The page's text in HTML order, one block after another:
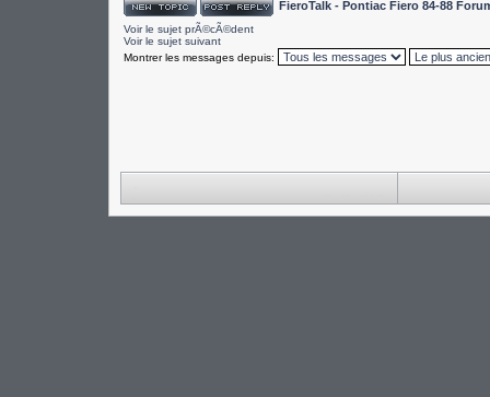
FieroTalk - Pontiac Fiero 84-88
Voir le sujet prÃ©cÃ©dent
Voir le sujet suivant
Montrer les messages depuis: